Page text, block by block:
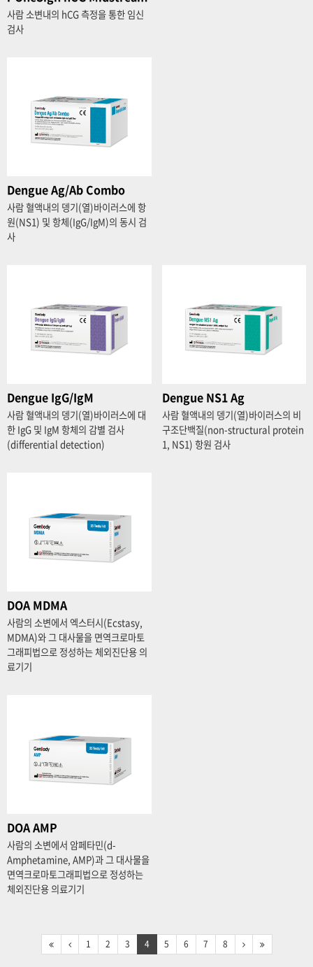
사람 소변내의 hCG 측정을 통한 임신
검사
Dengue Ag/Ab Combo
사람 혈액내의 뎅기(열)바이러스에 항
원(NS1) 및 항체(IgG/IgM)의 동시 검
사
Dengue IgG/IgM
사람 혈액내의 뎅기(열)바이러스에 대
한 IgG 및 IgM 항체의 감별 검사
(differential detection)
Dengue NS1 Ag
사람 혈액내의 뎅기(열)바이러스의 비
구조단백질(non-structural protein
1, NS1) 항원 검사
DOA MDMA
사람의 소변에서 엑스터시(Ecstasy,
MDMA)와 그 대사물을 면역크로마토
그래피법으로 정성하는 체외진단용 의
료기기
DOA AMP
사람의 소변에서 암페타민(d-
Amphetamine, AMP)과 그 대사물을
면역크로마토그래피법으로 정성하는
체외진단용 의료기기
1 2 3 4 5 6 7 8